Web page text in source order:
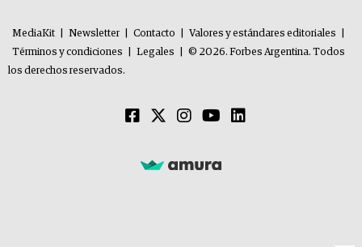
MediaKit Newsletter Contacto Valores y estándares editoriales
Términos y condiciones
Legales
© 2026. Forbes Argentina. Todos
los derechos reservados.